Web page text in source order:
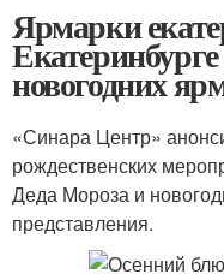
Ярмарки
новогодних
«Синара Центр»
рождественских
Деда Мороза и
представления.